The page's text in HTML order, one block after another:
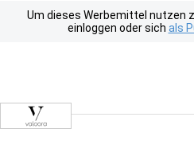
Um dieses Werbemittel nutzen
einloggen oder sich als